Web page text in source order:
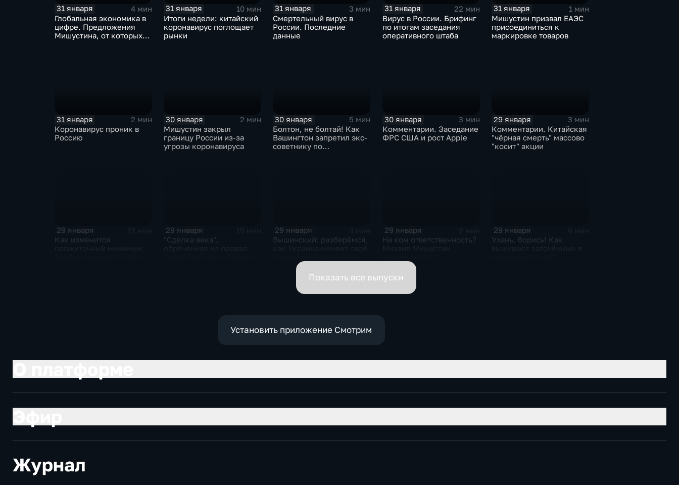
31 января
4 мин
Глобальная экономика в
цифре. Предложения
Мишустина, от которых
31 января
10 мин
Итоги недели: китайский
коронавирус поглощает
рынки
31 января
3 мин
Смертельный вирус в
России. Последние
данные
31 января
22 мин
Вирус в России. Брифинг
по итогам заседания
оперативного штаба
31 января
1 мин
Мишустин призвал ЕАЭС
присоединиться к
маркировке товаров
31 января
2 мин
Коронавирус проник в
Россию
30 января
2 мин
Мишустин закрыл
границу России из-за
угрозы коронавируса
30 января
5 мин
Болтон, не болтай! Как
Вашингтон запретил экс-
советнику по
30 января
3 мин
Комментарии. Заседание
ФРС США и рост Apple
29 января
3 мин
Комментарии. Китайская
"чёрная смерть" массово
"косит" акции
29 января
Как изменится
29 января
"Сделка века",
29 января
Вышинский: разберёмся,
почему
29 января
На ком ответственность?
обязанности вице-
премьеров
29 января
Ухань, борись! Как
Показать все выпуски
Установить приложение Смотрим
Журнал